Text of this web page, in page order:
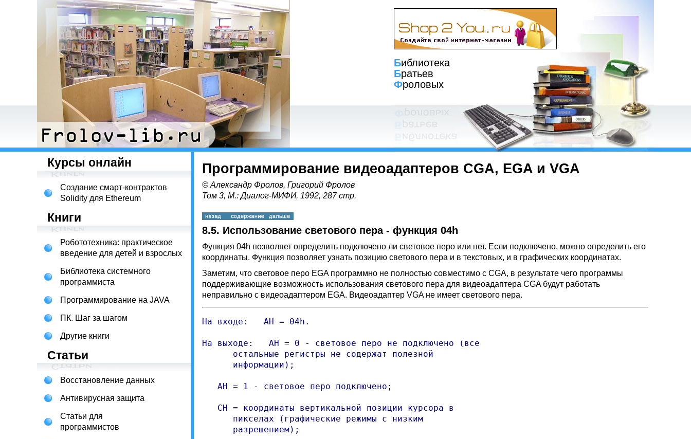
Библиотека
Братьев
Фроловых
Курсы онлайн
Создание смарт-контрактов
Solidity для Ethereum
Книги
Робототехника: практическое
введение для детей и взрослых
Библиотека системного
программиста
Программирование на JAVA
ПК. Шаг за шагом
Другие книги
Статьи
Восстановление данных
Антивирусная защита
Статьи для
программистов
Программирование видеоадаптеров CGA, EGA и VGA
© Александр Фролов, Григорий Фролов
Том 3, М.: Диалог-МИФИ, 1992, 287 стр.
8.5. Использование светового пера - функция 04h
Функция 04h позволяет определить подключено ли световое перо или нет. Если подключено, можно определить его
координаты. Функция позволяет узнать позицию светового пера и в текстовых, и в графических координатах.
Заметим, что световое перо EGA программно не полностью совместимо с CGA, в результате чего программы
поддерживающие возможность использования светового пера для видеоадаптера CGA будут работать
неправильно с видеоадаптером EGA. Видеоадаптер VGA не имеет светового пера.
На входе:   AH = 04h.
На выходе:   AH = 0 - световое перо не подключено (все
      остальные регистры не содержат полезной
      информации);
   AH = 1 - световое перо подключено;
   CH = координаты вертикальной позиции курсора в
      пикселах (графические режимы с низким
      разрешением);